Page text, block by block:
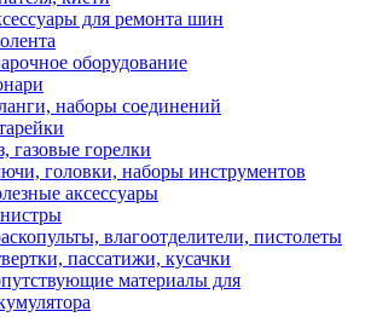
для ремонта шин
оборудование
наборы соединений
газовые горелки
головки, наборы инструментов
аксессуары
влагоотделители, пистолеты
пассатижи, кусачки
материалы для